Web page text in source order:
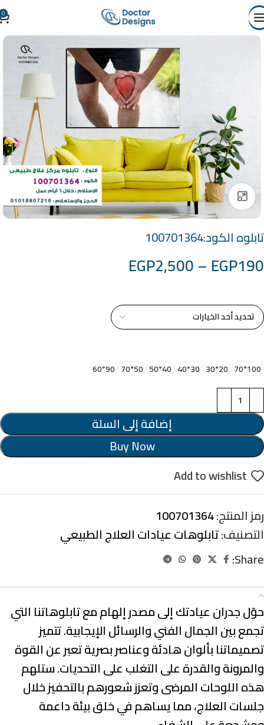
0
Click to enlarge
تابلوه الكود:100701364
EGP190
–
EGP2,500
100*70
20*30
30*40
40*50
50*70
90*60
إضافة إلى السلة
Buy Now
Add to wishlist
رمز المنتج:100701364
التصنيف:تابلوهات عيادات العلاج الطبيعي
Share:
حوّل جدران عيادتك إلى مصدر إلهام مع تابلوهاتنا التي
تجمع بينالجمال الفني والرسائل الإيجابية. تتميز
تصميماتنا بألوان هادئة وعناصر بصرية تعبر عنالقوة
والمرونة والقدرة على التغلب على التحديات. ستلهم
هذه اللوحات المرضى وتعزز شعورهم بالتحفيز خلال
جلسات العلاج، مما يساهم في خلق بيئة داعمة